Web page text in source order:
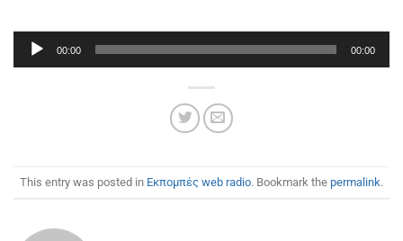
Πρόγραμμα
Αναπαραγωγής
00:00 00:00
This entry was posted in Εκπομπές web radio. Bookmark the permalink.